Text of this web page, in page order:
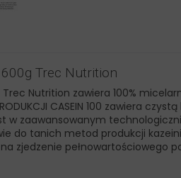
Trec Nutrition
Trec Nutrition zawiera 100%
PRODUKCJI CASEIN 100
w zaawansowanym
do tanich metod produkcji
zjedzenie pełnowartościowego